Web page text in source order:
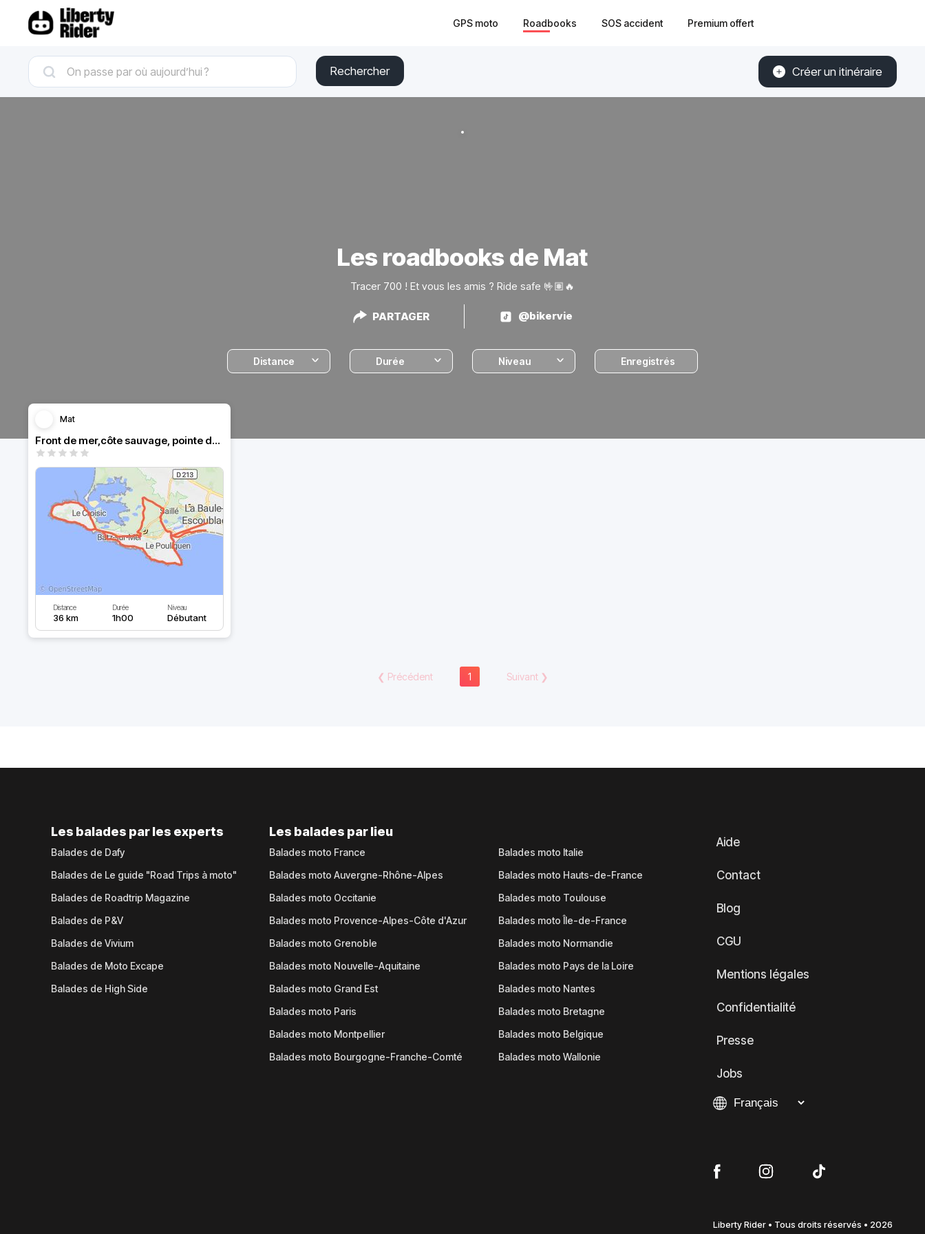
GPS moto Roadbooks SOS accident Premium offert
Rechercher Créer un itinéraire
Les roadbooks de Mat
Tracer 700 ! Et vous les amis ? Ride safe 🤟🏽🔥
PARTAGER @bikervie
Distance Durée Niveau Enregistrés
Mat
Front de mer,côte sauvage, pointe du Croisic, marais salants
Distance
36 km
Durée
1h00
Niveau
Débutant
❮ Précédent 1 Suivant❯
Les balades par les experts
Balades de Dafy
Balades de Le guide "Road Trips à moto"
Balades de Roadtrip Magazine
Balades de P&V
Balades de Vivium
Balades de Moto Excape
Balades de High Side
Les balades par lieu
Balades moto France
Balades moto Auvergne-Rhône-Alpes
Balades moto Occitanie
Balades moto Provence-Alpes-Côte d'Azur
Balades moto Grenoble
Balades moto Nouvelle-Aquitaine
Balades moto Grand Est
Balades moto Paris
Balades moto Montpellier
Balades moto Bourgogne-Franche-Comté
Balades moto Italie
Balades moto Hauts-de-France
Balades moto Toulouse
Balades moto Île-de-France
Balades moto Normandie
Balades moto Pays de la Loire
Balades moto Nantes
Balades moto Bretagne
Balades moto Belgique
Balades moto Wallonie
Aide
Contact
Blog
CGU
Mentions légales
Confidentialité
Presse
Jobs
Liberty Rider • Tous droits réservés • 2026